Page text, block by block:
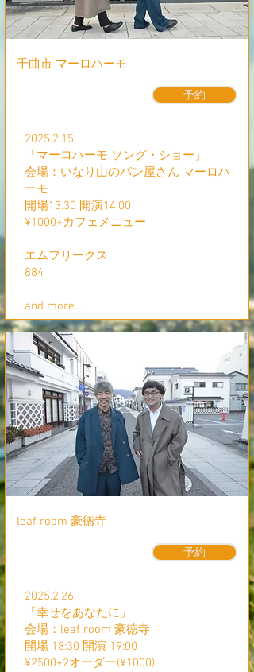
​千曲市 マーロハーモ
予約
2025.2.15
「マーロハーモ ソング・ショー」
会場：いなり山のパン屋さん マーロハ
ーモ
開場13:30 開演14:00
¥1000+カフェメニュー
エムフリークス
884
and more...
leaf room 豪徳寺
予約
2025.2.26
「幸せをあなたに」
会場：leaf room 豪徳寺
開場 18:30 開演 19:00
¥2500+2オーダー(¥1000)